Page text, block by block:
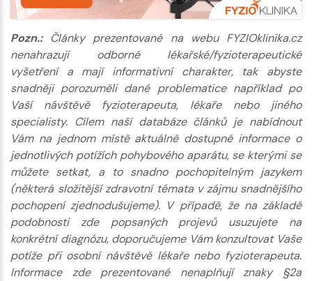
Pozn.:Články prezentované na webu FYZIOklinika.cz
nenahrazují odborné lékařské/fyzioterapeutické
vyšetření a mají informativní charakter, tak abyste
snadněji porozuměli dané problematice například po
Vaší návštěvě fyzioterapeuta, lékaře nebo jiného
specialisty. Cílem naší databáze článků je nabídnout
Vám na jednom místě aktuálně dostupné informace o
jednotlivých potížích pohybového aparátu, se kterými se
můžete setkat, a to snadno pochopitelným jazykem
(některá složitější zdravotní témata v zájmu snadnějšího
pochopení zjednodušujeme). V případě, že na základě
podobnosti zde popsaných projevů usuzujete na
konkrétní diagnózu, doporučujeme Vám konzultovat Vaše
potíže při osobní návštěvě lékaře nebo fyzioterapeuta.
Informace zde prezentované nenaplňují znaky §2a